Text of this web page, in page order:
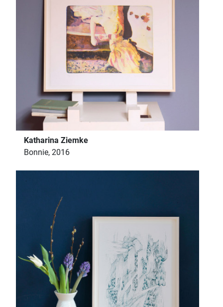
Katharina Ziemke
Bonnie, 2016